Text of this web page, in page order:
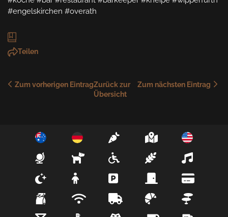
#engelskirchen #overath
Teilen
Zum vorherigen EintragZurück zur
Übersicht
Zum nächsten Eintrag